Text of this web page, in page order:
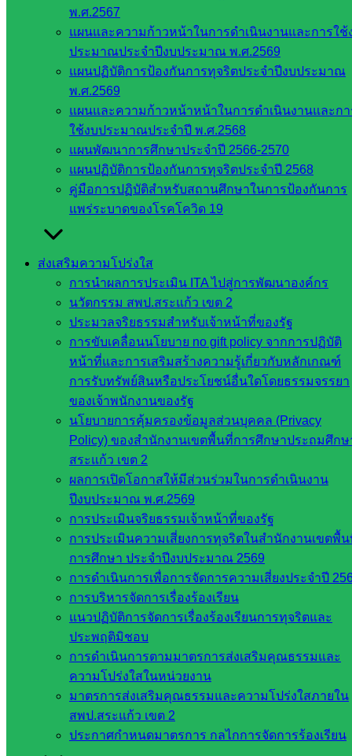
พ.ศ.2567
แผนและความก้าวหน้าในการดำเนินงานและการใช้
ประมาณประจำปีงบประมาณ พ.ศ.2569
แผนปฏิบัติการป้องกันการทุจริตประจำปีงบประมาณ
พ.ศ.2569
แผนและความก้าวหน้าหน้าในการดำเนินงานและก
ใช้งบประมาณประจำปี พ.ศ.2568
แผนพัฒนาการศึกษาประจำปี 2566-2570
แผนปฏิบัติการป้องกันการทุจริตประจำปี 2568
คู่มือการปฏิบัติสำหรับสถานศึกษาในการป้องกันการ
แพร่ระบาดของโรคโควิด 19
ส่งเสริมความโปร่งใส
การนำผลการประเมิน ITA ไปสู่การพัฒนาองค์กร
นวัตกรรม สพป.สระแก้ว เขต 2
ประมวลจริยธรรมสำหรับเจ้าหน้าที่ของรัฐ
การขับเคลื่อนนโยบาย no gift policy จากการปฏิบัติ
หน้าที่และการเสริมสร้างความรู้เกี่ยวกับหลักเกณฑ์
การรับทรัพย์สินหรือประโยชน์อื่นใดโดยธรรมจรรยา
ของเจ้าพนักงานของรัฐ
นโยบายการคุ้มครองข้อมูลส่วนบุคคล (Privacy
Policy) ของสำนักงานเขตพื้นที่การศึกษาประถมศึกษ
สระแก้ว เขต 2
ผลการเปิดโอกาสให้มีส่วนร่วมในการดำเนินงาน
ปีงบประมาณ พ.ศ.2569
การประเมินจริยธรรมเจ้าหน้าที่ของรัฐ
การประเมินความเสี่ยงการทุจริตในสำนักงานเขตพื้
การศึกษา ประจำปีงบประมาณ 2569
การดำเนินการเพื่อการจัดการความเสี่ยงประจำปี
การบริหารจัดการเรื่องร้องเรียน
แนวปฏิบัติการจัดการเรื่องร้องเรียนการทุจริตและ
ประพฤติมิชอบ
การดำเนินการตามมาตรการส่งเสริมคุณธรรมและ
ความโปร่งใสในหน่วยงาน
มาตรการส่งเสริมคุณธรรมและความโปร่งใสภายใน
สพป.สระแก้ว เขต 2
ประกาศกำหนดมาตรการ กลไกการจัดการร้องเรียน
Post Views: 321
ส่งเสริมการจัดการศึกษา
หน่วยงาน
ที่เกี่ยวข้อง
กระทรวง
ศึกษาธิการ
กระทรวง
อุดมศึกษา
สำนักงาน
เลขาธิการ
สภาการ
สำนักงาน
คณะ
กรรมการ
การ
อาชีวศึกษา
สำนักงาน
กรรมการ
การศึกษา
ขั้นพื้น
รายชื่อ